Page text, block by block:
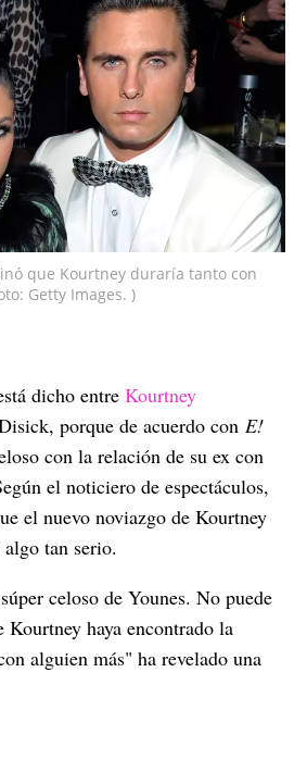
que Kourtney duraría tanto con
Getty Images. )
dicho entre Kourtney
porque de acuerdo con E!
con la relación de su ex con
el noticiero de espectáculos,
el nuevo noviazgo de Kourtney
tan serio.
celoso de Younes. No puede
Kourtney haya encontrado la
alguien más" ha revelado una